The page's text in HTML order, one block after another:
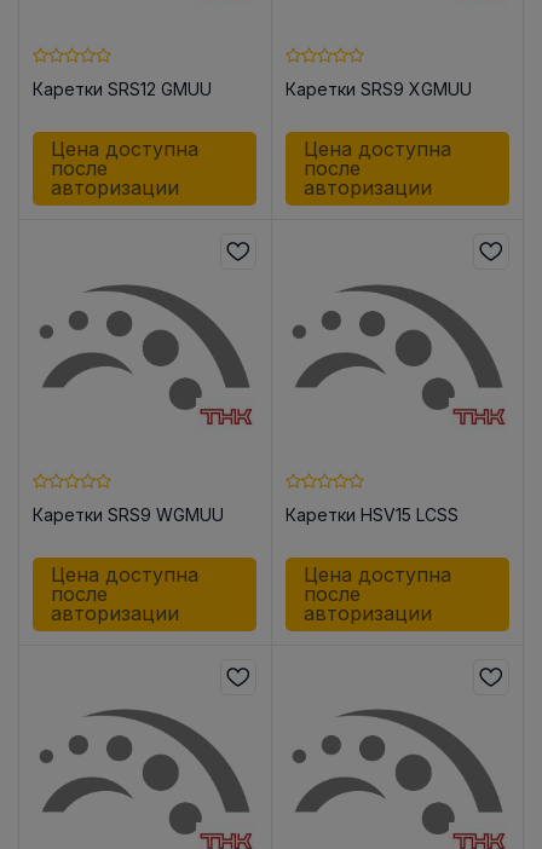
Каретки SRS12 GMUU
Цена доступна
после
авторизации
Каретки SRS9 XGMUU
Цена доступна
после
авторизации
Каретки SRS9 WGMUU
Цена доступна
после
авторизации
Каретки HSV15 LCSS
Цена доступна
после
авторизации